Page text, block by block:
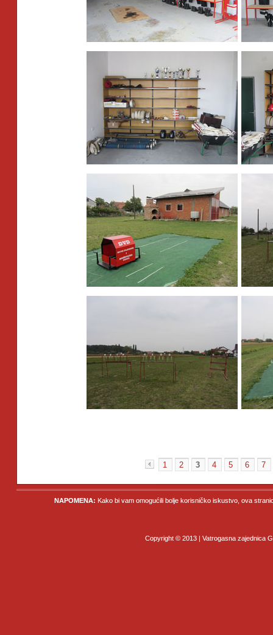
«
1 2 3 4 5 6 7
NAPOMENA: Kako bi vam omogućili bolje korisničko iskustvo, ova
Copyright © 2013 | Vatrogasna zajednica